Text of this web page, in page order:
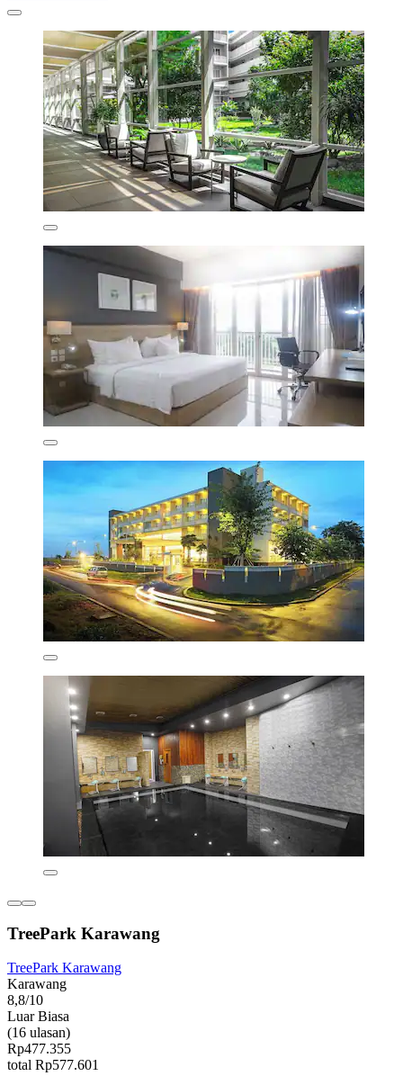
TreePark Karawang
TreePark Karawang
Karawang
8,8/10
Luar Biasa
(16 ulasan)
Rp477.355
total Rp577.601